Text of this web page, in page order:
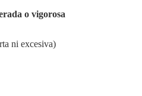
o vigorosa
ni excesiva)